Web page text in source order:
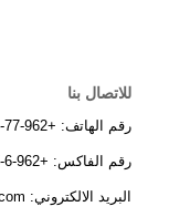
للاتصال بنا
رقم الهاتف: +962-77-5454474
رقم الفاكس: +962-6-4883215
البريد الالكتروني: info@tecogrp.com